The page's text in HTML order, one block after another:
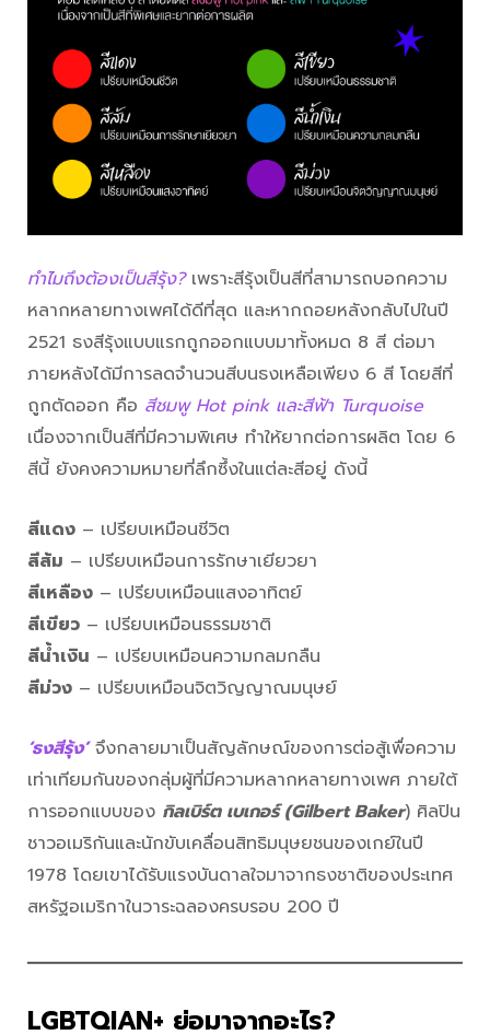
ทำไมถึงต้องเป็นสีรุ้ง?เพราะสีรุ้งเป็นสีที่สามารถบอกความ
หลากหลายทางเพศได้ดีที่สุด และหากถอยหลังกลับไปในปี
2521 ธงสีรุ้งแบบแรกถูกออกแบบมาทั้งหมด 8 สี ต่อมา
ภายหลังได้มีการลดจำนวนสีบนธงเหลือเพียง 6 สี โดยสีที่
ถูกตัดออก คือ สีชมพู Hot pink และสีฟ้า Turquoise
เนื่องจากเป็นสีที่มีความพิเศษ ทำให้ยากต่อการผลิต โดย 6
สีนี้ ยังคงความหมายที่ลึกซึ้งในแต่ละสีอยู่ ดังนี้
สีแดง – เปรียบเหมือนชีวิต
สีส้ม – เปรียบเหมือนการรักษาเยียวยา
สีเหลือง – เปรียบเหมือนแสงอาทิตย์
สีเขียว – เปรียบเหมือนธรรมชาติ
สีน้ำเงิน – เปรียบเหมือนความกลมกลืน
สีม่วง – เปรียบเหมือนจิตวิญญาณมนุษย์
‘ธงสีรุ้ง’จึงกลายมาเป็นสัญลักษณ์ของการต่อสู้เพื่อความ
เท่าเทียมกันของกลุ่มผู้ที่มีความหลากหลายทางเพศ ภายใต้
การออกแบบของ กิลเบิร์ต เบเกอร์ (Gilbert Baker) ศิลปิน
ชาวอเมริกันและนักขับเคลื่อนสิทธิมนุษยชนของเกย์ในปี
1978 โดยเขาได้รับแรงบันดาลใจมาจากธงชาติของประเทศ
สหรัฐอเมริกาในวาระฉลองครบรอบ 200 ปี
LGBTQIAN+ ย่อมาจากอะไร?